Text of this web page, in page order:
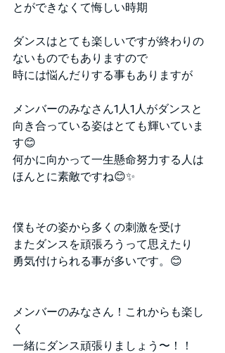
とができなくて悔しい時期
ダンスはとても楽しいですが終わりの
ないものでもありますので
時には悩んだりする事もありますが
メンバーのみなさん1人1人がダンスと
向き合っている姿はとても輝いていま
す😊
何かに向かって一生懸命努力する人は
ほんとに素敵ですね😊✨
僕もその姿から多くの刺激を受け
またダンスを頑張ろうって思えたり
勇気付けられる事が多いです。😊
メンバーのみなさん！これからも楽し
く
一緒にダンス頑張りましょう〜！！